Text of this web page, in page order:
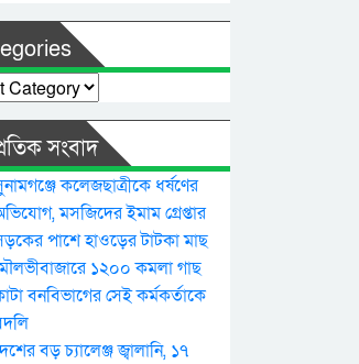
সংবাদ
কলেজছাত্রীকে ধর্ষণের
মসজিদের ইমাম গ্রেপ্তার
পাশে হাওড়ের টাটকা মাছ
১২০০ কমলা গাছ
বনবিভাগের সেই কর্মকর্তাকে
বড় চ্যালেঞ্জ জ্বালানি, ১৭